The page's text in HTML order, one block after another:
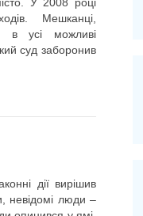
Мешканці,
в усі можливі
суд заборонив
дії вирішив
невідомі люди –